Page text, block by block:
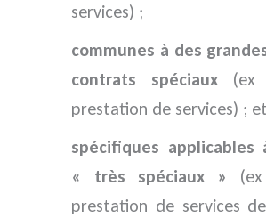
services) ;
communes à des
contrats spéciaux (ex
prestation de services) ; et
spécifiques
« très spéciaux »
prestation de services